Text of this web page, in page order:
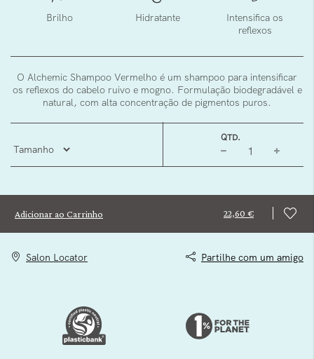
Brilho Hidratante
Intensifica os
reflexos
O Alchemic Shampoo Vermelho é um shampoo para intensificar
os reflexos do cabelo ruivo e mogno. Formulação biodegradável e
natural, com alta concentração de pigmentos puros.
QTD.
Adicionar ao Carrinho 22,60 €
Salon Locator Partilhe com um amigo